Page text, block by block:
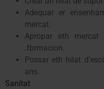
Adequar er
mercat.
Apropar eth
.fbrmacion.
Possar eth hilat
ans.
Sanitat